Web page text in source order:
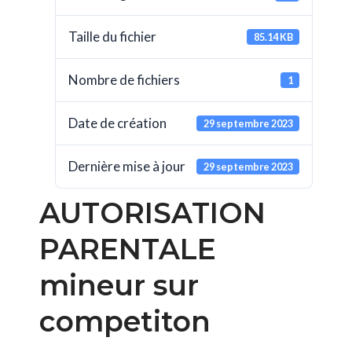
Taille du fichier 85.14 KB
Nombre de fichiers 1
Date de création 29 septembre 2023
Dernière mise à jour 29 septembre 2023
AUTORISATION
PARENTALE
mineur sur
competiton